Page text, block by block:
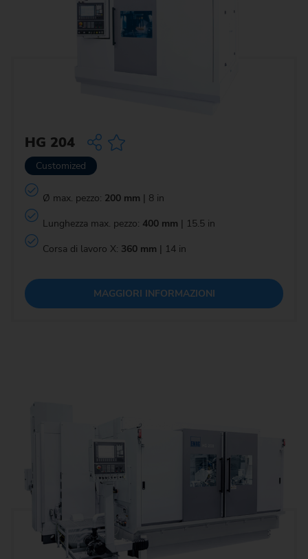
HG 204
Customized
Ø max. pezzo: 200 mm | 8 in
Lunghezza max. pezzo: 400 mm | 15.5 in
Corsa di lavoro X: 360 mm | 14 in
MAGGIORI INFORMAZIONI